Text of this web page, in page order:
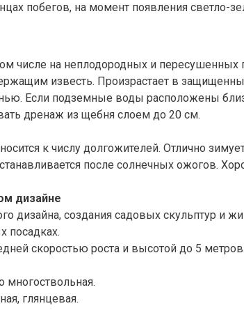
побегов, на момент появления светло-
числе на неплодородных и пересушенных
известь. Произрастает в
Если подземные воды расположены
дренаж из щебня слоем до 20 см.
к числу долгожителей. Отлично
после солнечных ожогов.
дизайне
дизайна, создания садовых скульптур и
посадках.
скоростью роста и высотой до 5 метров.
многоствольная.
глянцевая.